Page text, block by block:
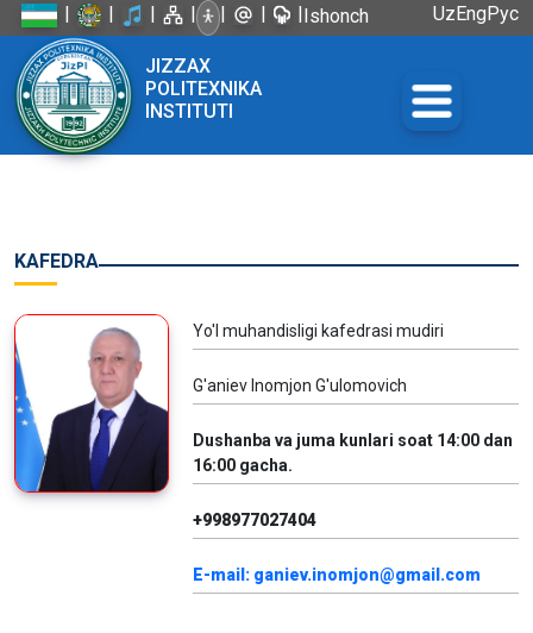
| | | | | | |Ishonch
UzEngРус
JIZZAX
POLITEXNIKA
INSTITUTI
KAFEDRA
Yo'l muhandisligi kafedrasi mudiri
G'aniev Inomjon G'ulomovich
Dushanba va juma kunlari soat 14:00 dan
16:00 gacha.
+998977027404
E-mail: ganiev.inomjon@gmail.com